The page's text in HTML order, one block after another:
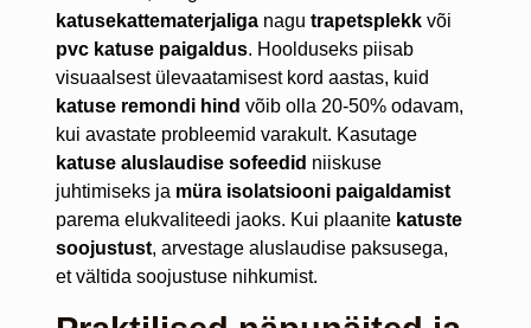
katusekattematerjaliganagu trapetsplekkvõi
pvc katuse paigaldus. Hoolduseks piisab
visuaalsest ülevaatamisest kord aastas, kuid
katuse remondi hind võib olla 20-50% odavam,
kui avastate probleemid varakult. Kasutage
katuse aluslaudise sofeedid niiskuse
juhtimiseks ja müra isolatsiooni paigaldamist
parema elukvaliteedi jaoks. Kui plaanite katuste
soojustust, arvestage aluslaudise paksusega,
et vältida soojustuse nihkumist.